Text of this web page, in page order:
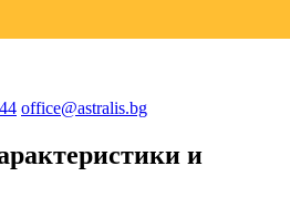
office@astralis.bg
и